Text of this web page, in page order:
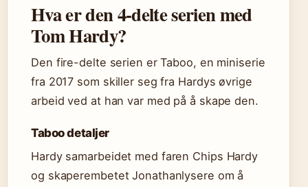
Hva er den 4-delte serien med
Tom Hardy?
Den fire-delte serien er Taboo, en miniserie
fra 2017 som skiller seg fra Hardys øvrige
arbeid ved at han var med på å skape den.
Taboo detaljer
Hardy samarbeidet med faren Chips Hardy
og skaperembetet Jonathanlysere om å